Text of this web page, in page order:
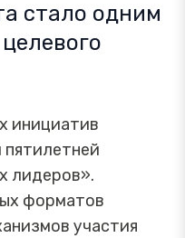
стало одним
инициатив
пятилетней
лидеров».
форматов
участия